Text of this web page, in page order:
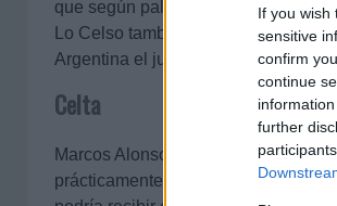
If you wish
sensitive
confirm
continue
further
que según palabras del técnico
Lo Celso también podría ser
Argentina el jueves.
Celta
Marcos Alonso sigue al margen del
prácticamente descartado para